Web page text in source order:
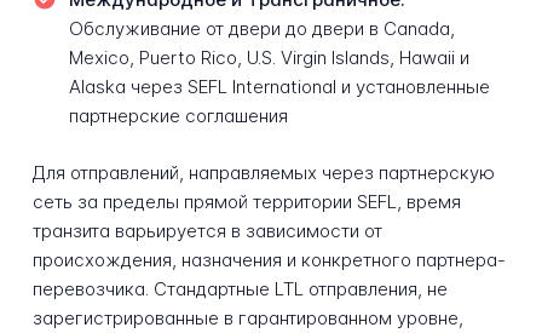
Обслуживание от двери до двери в Canada,
Mexico, Puerto Rico, U.S. Virgin Islands, Hawaii и
Alaska через SEFL International и установленные
партнерские соглашения
Для отправлений, направляемых через партнерскую
сеть за пределы прямой территории SEFL, время
транзита варьируется в зависимости от
происхождения, назначения и конкретного партнера-
перевозчика. Стандартные LTL отправления, не
зарегистрированные в гарантированном уровне,